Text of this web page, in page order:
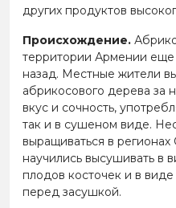
других продуктов
Происхождение.
территории Армении еще
назад. Местные жители
абрикосового дерева за
вкус и сочность,
так и в сушеном виде.
выращиваться в
научились высушивать в
плодов косточек и в виде
перед засушкой.